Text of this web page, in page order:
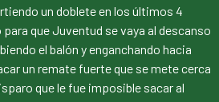
un doblete en los últimos 4
que Juventud se vaya al descanso
el balón y enganchando hacia
un remate fuerte que se mete cerca
que le fue imposible sacar al